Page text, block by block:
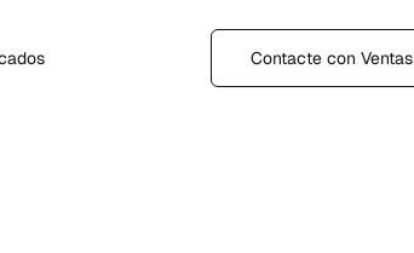
Contacte con Ventas